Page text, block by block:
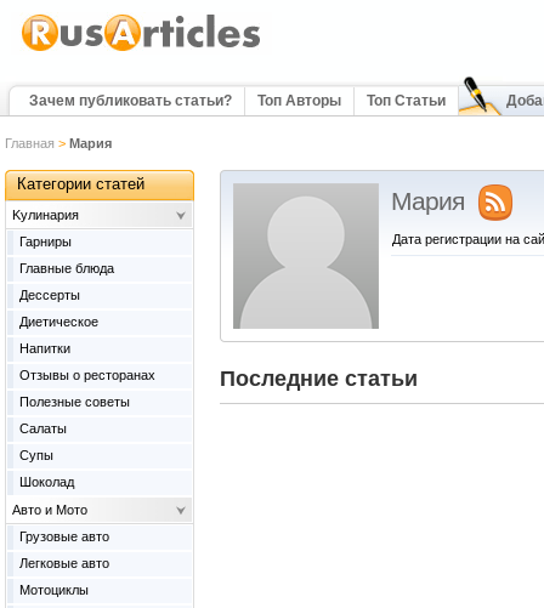
Зачем публиковать статьи? Топ Авторы Топ Статьи
Главная > Мария
Мария
Дата регистрации на
Последние статьи
Категории статей
Kулинария
Гарниры
Главные блюда
Дессерты
Диетическое
Напитки
Отзывы о ресторанах
Полезные советы
Салаты
Супы
Шоколад
Авто и Мото
Грузовые авто
Легковые авто
Мотоциклы